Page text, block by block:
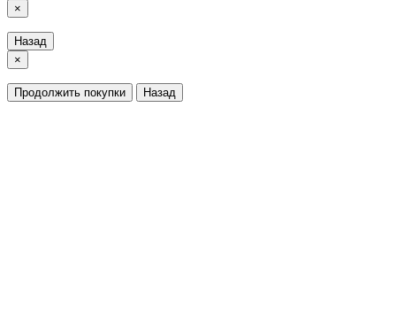
×
Назад
×
Продолжить покупки Назад